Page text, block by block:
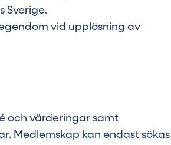
Sverige.
vid upplösning av
och värderingar samt
Medlemskap kan endast sökas